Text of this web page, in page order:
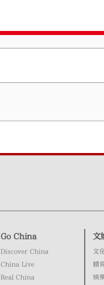
Go China
Discover China
China Live
Real China
文
文
體
娛